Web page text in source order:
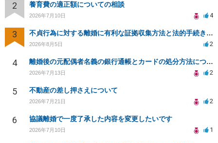
2 養育費の適正額についての相談
2026年7月10日 4
3 不貞行為に対する離婚に有利な証拠収集方法と法的手続きについて
2026年8月5日 2
4 離婚後の元配偶者名義の銀行通帳とカードの処分方法について
2026年7月13日 2
5 不動産の差し押さえについて
2026年7月21日 2
6 協議離婚で一度了承した内容を変更したいです
2026年7月10日 1